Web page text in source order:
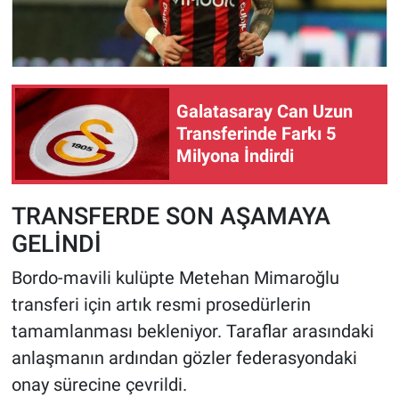
Galatasaray Can Uzun
Transferinde Farkı 5
Milyona İndirdi
TRANSFERDE SON AŞAMAYA
GELİNDİ
Bordo-mavili kulüpte Metehan Mimaroğlu
transferi için artık resmi prosedürlerin
tamamlanması bekleniyor. Taraflar arasındaki
anlaşmanın ardından gözler federasyondaki
onay sürecine çevrildi.